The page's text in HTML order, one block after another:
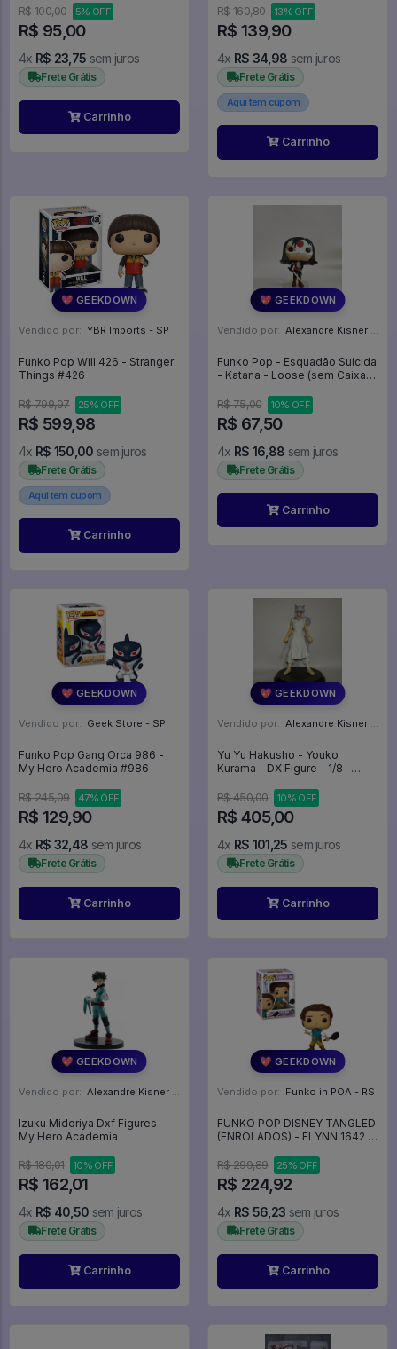
R$ 100,00
5% OFF
R$ 95,00
4x R$ 23,75 sem juros
Frete Grátis
Carrinho
R$ 160,80 13% OFF
R$ 139,90
4x R$ 34,98 sem juros
Frete Grátis
Aqui tem cupom
Carrinho
💖 GEEKDOWN
Vendido por: YBR Imports - SP
Funko Pop Will 426 - Stranger
Things #426
R$ 799,97 25% OFF
R$ 599,98
4x R$ 150,00 sem juros
Frete Grátis
Aqui tem cupom
Carrinho
💖 GEEKDOWN
Vendido por: Alexandre Kisner - PR
Funko Pop - Esquadão Suicida
- Katana - Loose (sem Caixa) -
R$ 75,00
10% OFF
R$ 67,50
4x R$ 16,88 sem juros
Frete Grátis
Carrinho
💖 GEEKDOWN
Vendido por: Geek Store - SP
Funko Pop Gang Orca 986 -
My Hero Academia #986
R$ 245,09 47% OFF
R$ 129,90
4x R$ 32,48 sem juros
Frete Grátis
Carrinho
💖 GEEKDOWN
Vendido por: Alexandre Kisner - PR
Yu Yu Hakusho - Youko
Kurama - DX Figure - 1/8 -
R$ 450,00
10% OFF
R$ 405,00
4x R$ 101,25 sem juros
Frete Grátis
Carrinho
💖 GEEKDOWN
Vendido por: Alexandre Kisner - PR
Izuku Midoriya Dxf Figures -
My Hero Academia
R$ 180,01 10% OFF
R$ 162,01
4x R$ 40,50 sem juros
Frete Grátis
Carrinho
💖 GEEKDOWN
Vendido por: Funko in POA - RS
FUNKO POP DISNEY TANGLED
(ENROLADOS) - FLYNN 1642 -
R$ 299,89
25% OFF
R$ 224,92
4x R$ 56,23 sem juros
Frete Grátis
Carrinho